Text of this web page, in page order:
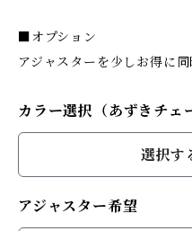
■オプション
アジャスターを少しお得に
カラー選択（あずきチェ
選択す
アジャスター希望